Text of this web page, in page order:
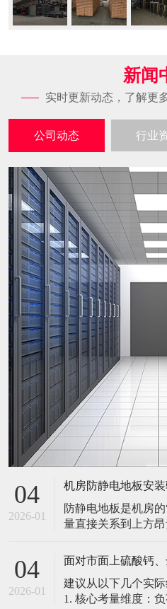
新闻
实时更新动态，了解更
公司动态 行业
04
2026-01
防静电地板是机房
量直接关系到上方
修，是保障其长期可靠的
由值班工程师执行）： 观： 巡检时
面有无明显的水渍
04
2026-01
建议从以下几个实
1. 核心考量维度：负